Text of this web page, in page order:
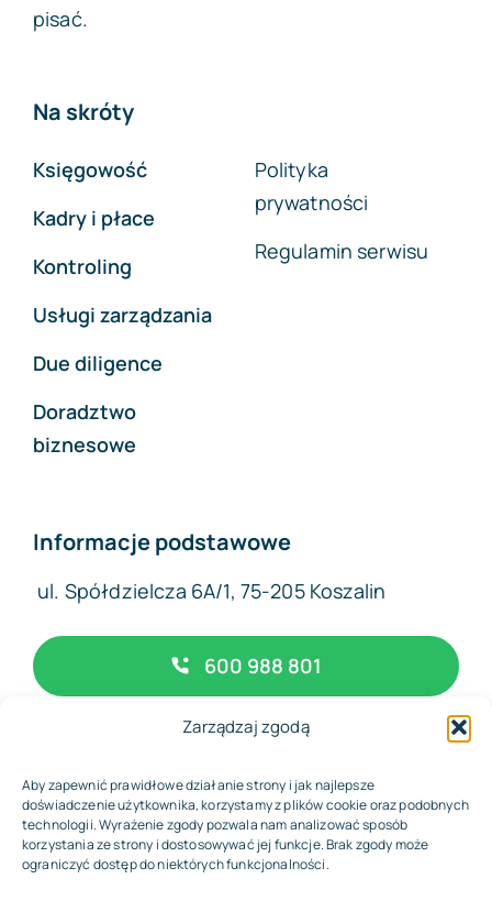
Zarządzaj zgodą
Aby zapewnić prawidłowe działanie strony i jak najlepsze
doświadczenie użytkownika, korzystamy z plików cookie oraz podobnych
technologii. Wyrażenie zgody pozwala nam analizować sposób
korzystania ze strony i dostosowywać jej funkcje. Brak zgody może
ograniczyć dostęp do niektórych funkcjonalności.
pisać.
Na skróty
Księgowość
Kadry i płace
Kontroling
Usługi zarządzania
Due diligence
Doradztwo
biznesowe
Polityka
prywatności
Regulamin serwisu
Informacje podstawowe
ul. Spółdzielcza 6A/1, 75-205 Koszalin
600 988 801
biuro@complexfinance.pl
© 2026 • Biuro Rachunkowe Complex Finance